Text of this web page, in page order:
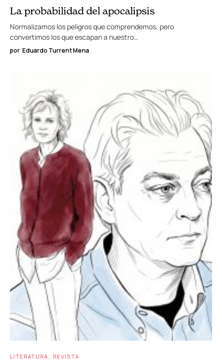
La probabilidad del apocalipsis
Normalizamos los peligros que comprendemos, pero
convertimos los que escapan a nuestro…
por Eduardo Turrent Mena
LITERATURA REVISTA